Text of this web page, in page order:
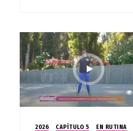
2026 CAPÍTULO 5
EN RUTINA